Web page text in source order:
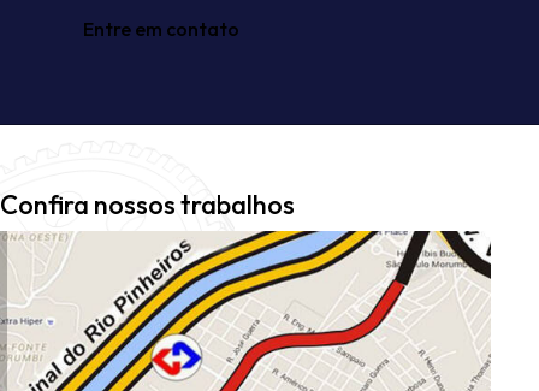
Entre em contato
Confira nossos trabalhos